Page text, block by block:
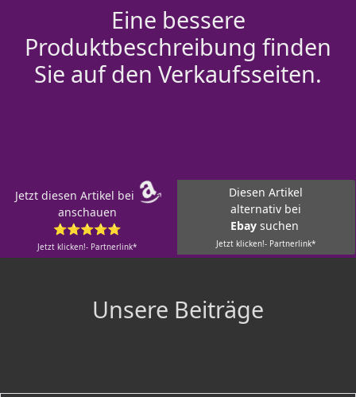
Eine bessere
Produktbeschreibung finden
Sie auf den Verkaufsseiten.
Jetzt diesen Artikel bei
anschauen
⭐⭐⭐⭐⭐
Jetzt klicken!- Partnerlink*
Diesen Artikel
alternativ bei
Ebay suchen
Jetzt klicken!- Partnerlink*
Unsere Beiträge